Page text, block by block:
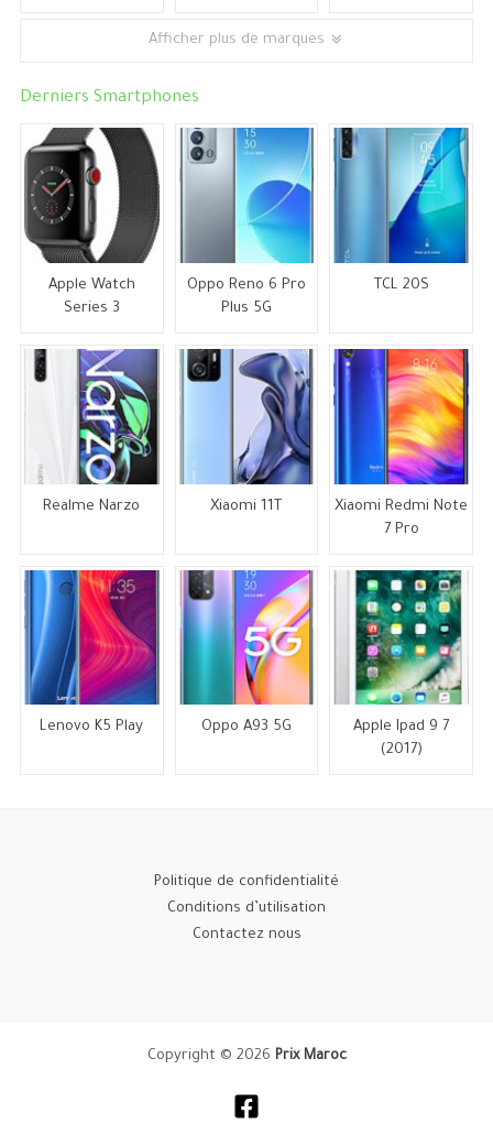
Afficher plus de marques
Derniers Smartphones
Apple Watch
Series 3
Oppo Reno 6 Pro
Plus 5G
TCL 20S
Realme Narzo Xiaomi 11T
Xiaomi Redmi Note
7 Pro
Lenovo K5 Play Oppo A93 5G
Apple Ipad 9 7
(2017)
Politique de confidentialité
Conditions d’utilisation
Contactez nous
Copyright © 2026 Prix Maroc